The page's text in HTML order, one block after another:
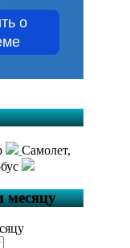
о
Самолет,
месяцу